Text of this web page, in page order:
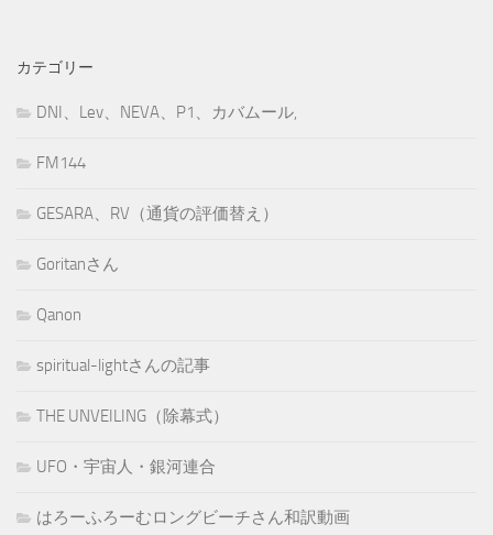
カテゴリー
DNI、Lev、NEVA、P1、カバムール,
FM144
GESARA、RV（通貨の評価替え）
Goritanさん
Qanon
spiritual-lightさんの記事
THE UNVEILING（除幕式）
UFO・宇宙人・銀河連合
はろーふろーむロングビーチさん和訳動画